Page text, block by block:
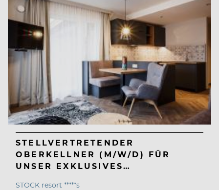
STELLVERTRETENDER
OBERKELLNER (M/W/D) FÜR
UNSER EXKLUSIVES…
STOCK resort *****s